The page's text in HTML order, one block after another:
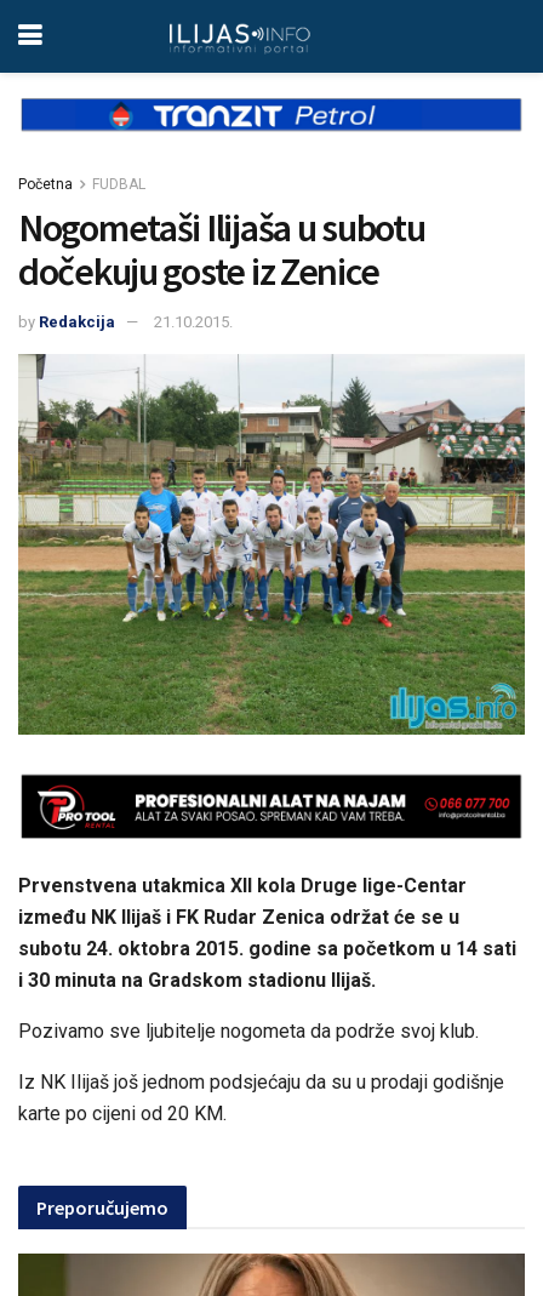
Početna FUDBAL
Nogometaši Ilijaša u subotu
dočekuju goste iz Zenice
by Redakcija 21.10.2015.
Prvenstvena utakmica XII kola Druge lige-Centar
između NK Ilijaš i FK Rudar Zenica održat će se u
subotu 24. oktobra 2015. godine sa početkom u 14 sati
i 30 minuta na Gradskom stadionu Ilijaš.
Pozivamo sve ljubitelje nogometa da podrže svoj klub.
Iz NK Ilijaš još jednom podsjećaju da su u prodaji godišnje
karte po cijeni od 20 KM.
Preporučujemo